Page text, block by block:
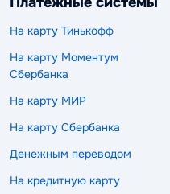
На карту Тинькофф
На карту Моментум
Сбербанка
На карту МИР
На карту Сбербанка
Денежным переводом
На кредитную карту